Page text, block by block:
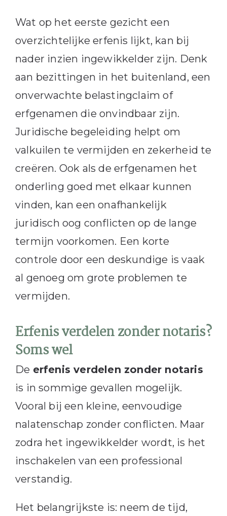
Wat op het eerste gezicht een
overzichtelijke erfenis lijkt, kan bij
nader inzien ingewikkelder zijn. Denk
aan bezittingen in het buitenland, een
onverwachte belastingclaim of
erfgenamen die onvindbaar zijn.
Juridische begeleiding helpt om
valkuilen te vermijden en zekerheid te
creëren. Ook als de erfgenamen het
onderling goed met elkaar kunnen
vinden, kan een onafhankelijk
juridisch oog conflicten op de lange
termijn voorkomen. Een korte
controle door een deskundige is vaak
al genoeg om grote problemen te
vermijden.
Erfenis verdelen zonder notaris?
Soms wel
De erfenis verdelen zonder notaris
is in sommige gevallen mogelijk.
Vooral bij een kleine, eenvoudige
nalatenschap zonder conflicten. Maar
zodra het ingewikkelder wordt, is het
inschakelen van een professional
verstandig.
Het belangrijkste is: neem de tijd,